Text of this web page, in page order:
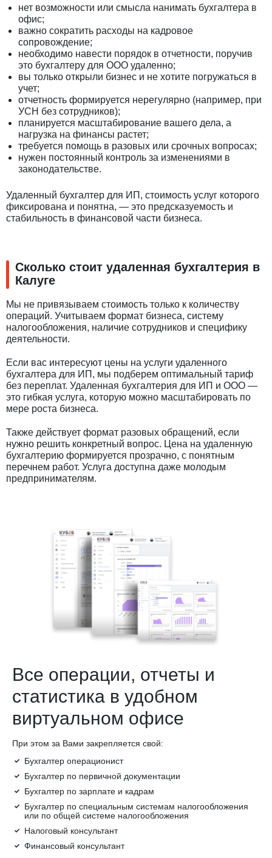
нет возможности или смысла нанимать бухгалтера в
офис;
важно сократить расходы на кадровое
сопровождение;
необходимо навести порядок в отчетности, поручив
это бухгалтеру для ООО удаленно;
вы только открыли бизнес и не хотите погружаться в
учет;
отчетность формируется нерегулярно (например, при
УСН без сотрудников);
планируется масштабирование вашего дела, а
нагрузка на финансы растет;
требуется помощь в разовых или срочных вопросах;
нужен постоянный контроль за изменениями в
законодательстве.
Удаленный бухгалтер для ИП, стоимость услуг которого
фиксирована и понятна, — это предсказуемость и
стабильность в финансовой части бизнеса.
Сколько стоит удаленная бухгалтерия в
Калуге
Мы не привязываем стоимость только к количеству
операций. Учитываем формат бизнеса, систему
налогообложения, наличие сотрудников и специфику
деятельности.
Если вас интересуют цены на услуги удаленного
бухгалтера для ИП, мы подберем оптимальный тариф
без переплат. Удаленная бухгалтерия для ИП и ООО —
это гибкая услуга, которую можно масштабировать по
мере роста бизнеса.
Также действует формат разовых обращений, если
нужно решить конкретный вопрос. Цена на удаленную
бухгалтерию формируется прозрачно, с понятным
перечнем работ. Услуга доступна даже молодым
предпринимателям.
Все операции, отчеты и
статистика в удобном
виртуальном офисе
При этом за Вами закрепляется свой:
Бухгалтер операционист
Бухгалтер по первичной документации
Бухгалтер по зарплате и кадрам
Бухгалтер по специальным системам налогообложения
или по общей системе налогообложения
Налоговый консультант
Финансовый консультант